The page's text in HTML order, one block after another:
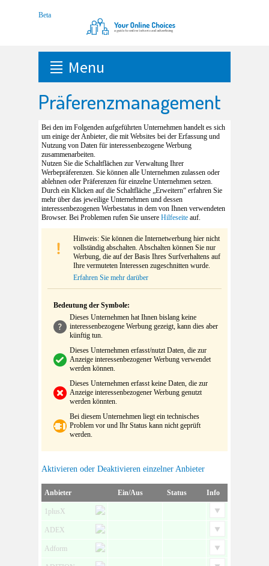
Menu
Präferenzmanagement
Bei den im Folgenden aufgeführten Unternehmen handelt es sich
um einige der Anbieter, die mit Websites bei der Erfassung und
Nutzung von Daten für interessenbezogene Werbung
zusammenarbeiten.
Nutzen Sie die Schaltflächen zur Verwaltung Ihrer
Werbepräferenzen. Sie können alle Unternehmen zulassen oder
ablehnen oder Präferenzen für einzelne Unternehmen setzen.
Durch ein Klicken auf die Schaltfläche „Erweitern“ erfahren Sie
mehr über das jeweilige Unternehmen und dessen
interessenbezogenen Werbestatus in dem von Ihnen verwendeten
Browser. Bei Problemen rufen Sie unsere Hilfeseite auf.
Hinweis: Sie können die Internetwerbung hier nicht
vollständig abschalten. Abschalten können Sie nur
Werbung, die auf der Basis Ihres Surfverhaltens auf
Ihre vermuteten Interessen zugeschnitten wurde.
Erfahren Sie mehr darüber
Bedeutung der Symbole:
Dieses Unternehmen hat Ihnen bislang keine
interessenbezogene Werbung gezeigt, kann dies aber
künftig tun.
Dieses Unternehmen erfasst/nutzt Daten, die zur
Anzeige interessenbezogener Werbung verwendet
werden können.
Dieses Unternehmen erfasst keine Daten, die zur
Anzeige interessenbezogener Werbung genutzt
werden könnten.
Bei diesem Unternehmen liegt ein technisches
Problem vor und Ihr Status kann nicht geprüft
werden.